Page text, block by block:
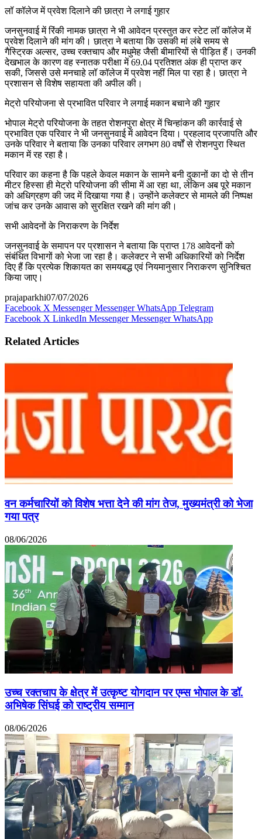
लॉ कॉलेज में प्रवेश दिलाने की छात्रा ने लगाई गुहार
जनसुनवाई में रिंकी नामक छात्रा ने भी आवेदन प्रस्तुत कर स्टेट लॉ कॉलेज में
प्रवेश दिलाने की मांग की। छात्रा ने बताया कि उसकी मां लंबे समय से
गैस्ट्रिक अल्सर, उच्च रक्तचाप और मधुमेह जैसी बीमारियों से पीड़ित हैं। उनकी
देखभाल के कारण वह स्नातक परीक्षा में 69.04 प्रतिशत अंक ही प्राप्त कर
सकी, जिससे उसे मनचाहे लॉ कॉलेज में प्रवेश नहीं मिल पा रहा है। छात्रा ने
प्रशासन से विशेष सहायता की अपील की।
मेट्रो परियोजना से प्रभावित परिवार ने लगाई मकान बचाने की गुहार
भोपाल मेट्रो परियोजना के तहत रोशनपुरा क्षेत्र में चिन्हांकन की कार्रवाई से
प्रभावित एक परिवार ने भी जनसुनवाई में आवेदन दिया। प्रहलाद प्रजापति और
उनके परिवार ने बताया कि उनका परिवार लगभग 80 वर्षों से रोशनपुरा स्थित
मकान में रह रहा है।
परिवार का कहना है कि पहले केवल मकान के सामने बनी दुकानों का दो से तीन
मीटर हिस्सा ही मेट्रो परियोजना की सीमा में आ रहा था, लेकिन अब पूरे मकान
को अधिग्रहण की जद में दिखाया गया है। उन्होंने कलेक्टर से मामले की निष्पक्ष
जांच कर उनके आवास को सुरक्षित रखने की मांग की।
सभी आवेदनों के निराकरण के निर्देश
जनसुनवाई के समापन पर प्रशासन ने बताया कि प्राप्त 178 आवेदनों को
संबंधित विभागों को भेजा जा रहा है। कलेक्टर ने सभी अधिकारियों को निर्देश
दिए हैं कि प्रत्येक शिकायत का समयबद्ध एवं नियमानुसार निराकरण सुनिश्चित
किया जाए।
prajaparkhi07/07/2026
Facebook X Messenger Messenger WhatsApp Telegram
Facebook X LinkedIn Messenger Messenger WhatsApp
Related Articles
वन कर्मचारियों को विशेष भत्ता देने की मांग तेज, मुख्यमंत्री को भेजा
गया पत्र
08/06/2026
उच्च रक्तचाप के क्षेत्र में उत्कृष्ट योगदान पर एम्स भोपाल के डॉ.
अभिषेक सिंघई को राष्ट्रीय सम्मान
08/06/2026